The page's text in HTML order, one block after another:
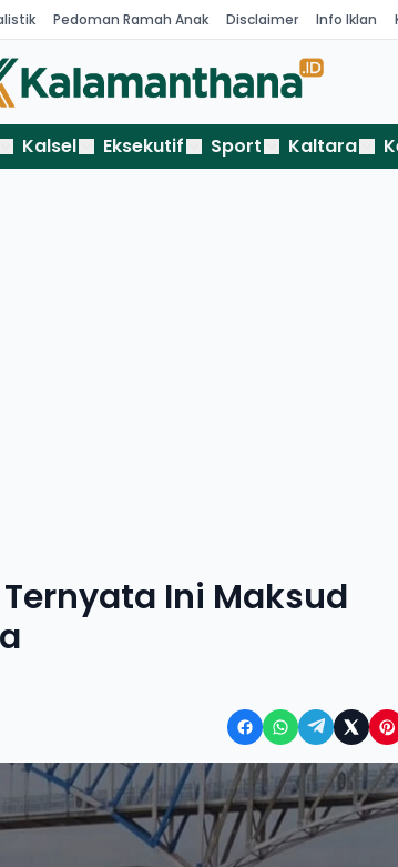
Pedoman Ramah Anak Disclaimer Info Iklan
Kalsel Eksekutif Sport Kaltara
Ini Maksud